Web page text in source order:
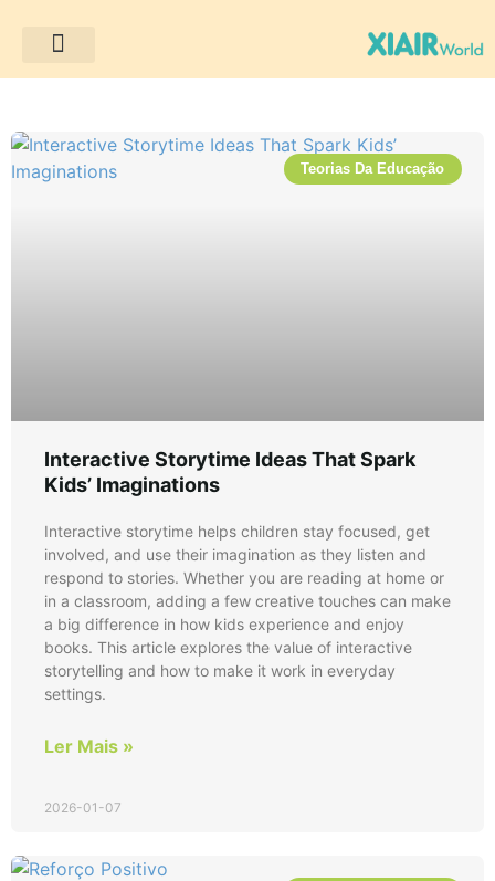
Teorias da Educação
Teorias Da Educação
Interactive Storytime Ideas That Spark
Kids’ Imaginations
Interactive storytime helps children stay focused, get
involved, and use their imagination as they listen and
respond to stories. Whether you are reading at home or
in a classroom, adding a few creative touches can make
a big difference in how kids experience and enjoy
books. This article explores the value of interactive
storytelling and how to make it work in everyday
settings.
Ler Mais »
2026-01-07